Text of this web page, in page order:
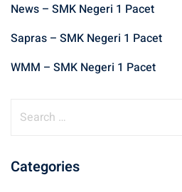
News – SMK Negeri 1 Pacet
Sapras – SMK Negeri 1 Pacet
WMM – SMK Negeri 1 Pacet
rCategories